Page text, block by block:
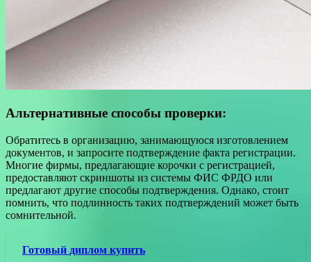
Альтернативные способы проверки:
Обратитесь в организацию, занимающуюся изготовлением
документов, и запросите подтверждение факта регистрации.
Многие фирмы, предлагающие корочки с регистрацией,
предоставляют скриншоты из системы ФИС ФРДО или
предлагают другие способы подтверждения. Однако, стоит
помнить, что подлинность таких подтверждений может быть
сомнительной.
Готовый диплом купить